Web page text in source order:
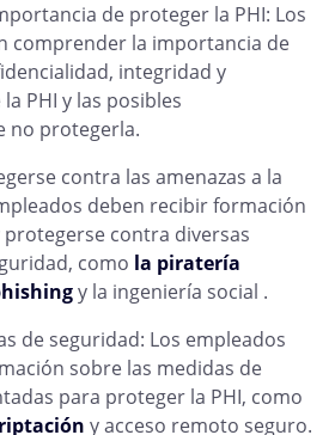
de proteger la PHI: Los
comprender la importancia de
integridad y
PHI y las posibles
no protegerla.
contra las amenazas a la
deben recibir formación
contra diversas
como la piratería
y la ingeniería social .
de seguridad: Los empleados
sobre las medidas de
para proteger la PHI, como
y acceso remoto seguro.